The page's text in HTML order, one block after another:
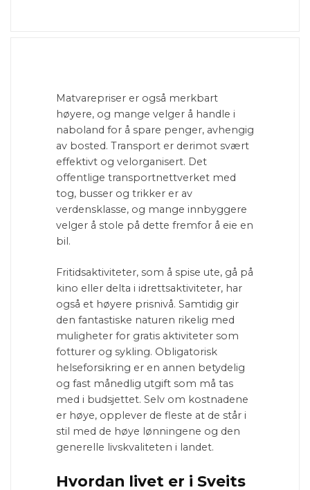
Matvarepriser er også merkbart
høyere, og mange velger å handle i
naboland for å spare penger, avhengig
av bosted. Transport er derimot svært
effektivt og velorganisert. Det
offentlige transportnettverket med
tog, busser og trikker er av
verdensklasse, og mange innbyggere
velger å stole på dette fremfor å eie en
bil.
Fritidsaktiviteter, som å spise ute, gå på
kino eller delta i idrettsaktiviteter, har
også et høyere prisnivå. Samtidig gir
den fantastiske naturen rikelig med
muligheter for gratis aktiviteter som
fotturer og sykling. Obligatorisk
helseforsikring er en annen betydelig
og fast månedlig utgift som må tas
med i budsjettet. Selv om kostnadene
er høye, opplever de fleste at de står i
stil med de høye lønningene og den
generelle livskvaliteten i landet.
Hvordan livet er i Sveits